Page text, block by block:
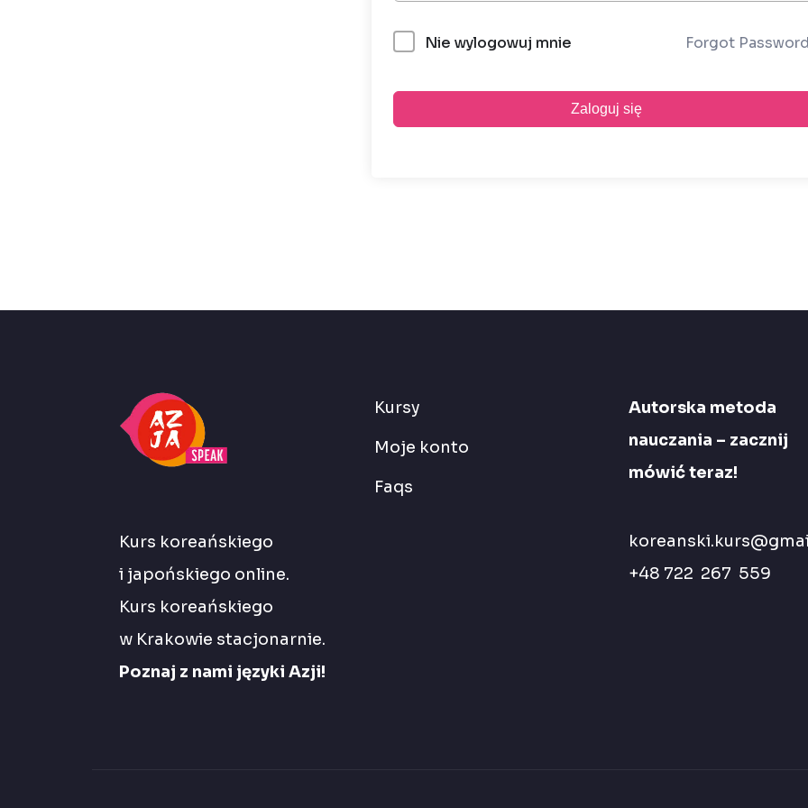
Nie wylogowuj mnie Forgot
Zaloguj się
Kurs koreańskiego
i japońskiego online.
Kurs koreańskiego
w Krakowie stacjonarnie.
Poznaj z nami języki Azji!
Kursy
Moje konto
Faqs
Autorska metoda
nauczania – zacznij
mówić teraz!
+48 722 267 559